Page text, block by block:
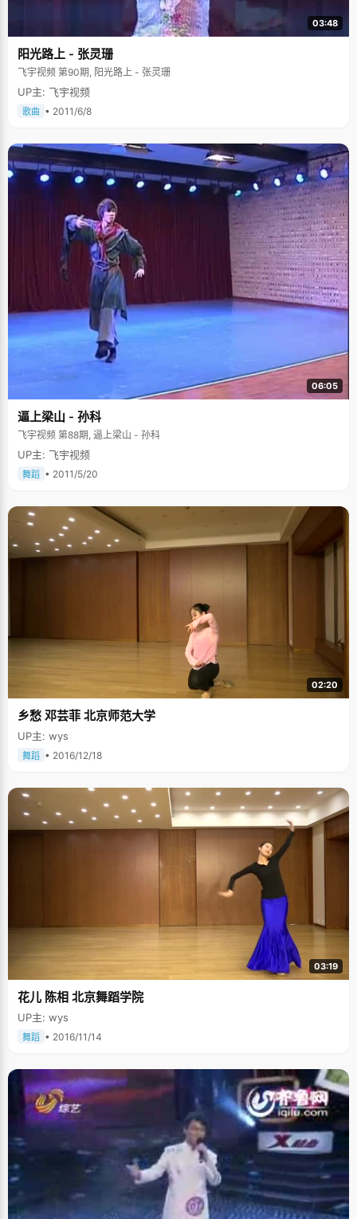
03:48
阳光路上 - 张灵珊
飞宇视频 第90期, 阳光路上 - 张灵珊
UP主: 飞宇视频
歌曲 • 2011/6/8
06:05
逼上梁山 - 孙科
飞宇视频 第88期, 逼上梁山 - 孙科
UP主: 飞宇视频
舞蹈 • 2011/5/20
02:20
乡愁 邓芸菲 北京师范大学
UP主: wys
舞蹈 • 2016/12/18
03:19
花儿 陈相 北京舞蹈学院
UP主: wys
舞蹈 • 2016/11/14